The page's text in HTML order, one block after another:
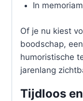
In
Of je nu kiest
boodschap,
humoristische
jarenlang
Tijdloos